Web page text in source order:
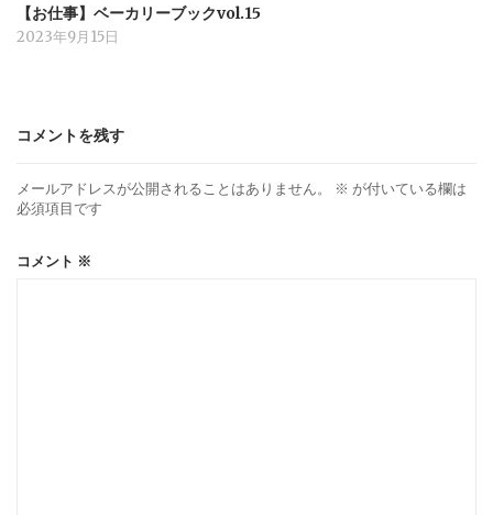
【お仕事】ベーカリーブックvol.15
2023年9月15日
コメントを残す
メールアドレスが公開されることはありません。 ※ が付いている欄は
必須項目です
コメント ※